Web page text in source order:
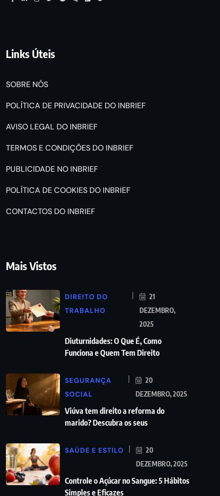
Links Úteis
SOBRE NÓS
POLÍTICA DE PRIVACIDADE DO INBRIEF
AVISO LEGAL DO INBRIEF
TERMOS E CONDIÇÕES DO INBRIEF
PUBLICIDADE NO INBRIEF
POLÍTICA DE COOKIES DO INBRIEF
CONTACTOS DO INBRIEF
Mais Vistos
DIREITO DO
TRABALHO
21
DEZEMBRO,
2025
Diuturnidades: O Que É, Como
Funciona e Quem Tem Direito
SEGURANÇA
SOCIAL
20
DEZEMBRO, 2025
Viúva tem direito a reforma do
marido? Descubra os seus
SAÚDE E ESTILO
20
DEZEMBRO, 2025
Controle o Açúcar no Sangue: 5 Hábitos
Simples e Eficazes